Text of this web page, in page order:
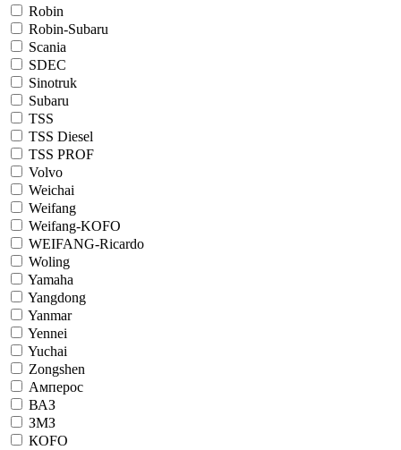
Robin
Robin-Subaru
Scania
SDEC
Sinotruk
Subaru
TSS
TSS Diesel
TSS PROF
Volvo
Weichai
Weifang
Weifang-KOFO
WEIFANG-Ricardo
Woling
Yamaha
Yangdong
Yanmar
Yennei
Yuchai
Zongshen
Амперос
ВАЗ
ЗМЗ
КОFO